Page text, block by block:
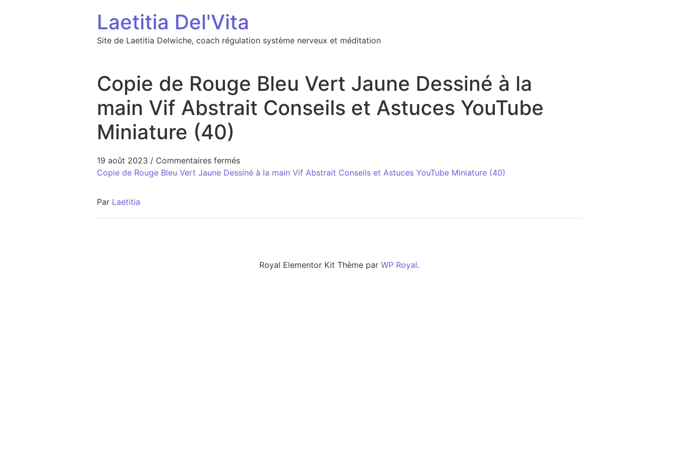
Laetitia Del'Vita
Site de Laetitia Delwiche, coach régulation système nerveux et méditation
Copie de Rouge Bleu Vert Jaune Dessiné à la
main Vif Abstrait Conseils et Astuces YouTube
Miniature (40)
19 août 2023 / Commentaires ferméssur Copie de Rouge Bleu Vert Jaune Dessiné à la main Vif Abstrait Conseils et Astuces YouTube Miniature (40)
Copie de Rouge Bleu Vert Jaune Dessiné à la main Vif Abstrait Conseils et Astuces YouTube Miniature (40)
Par Laetitia
Royal Elementor Kit Thème par WP Royal.